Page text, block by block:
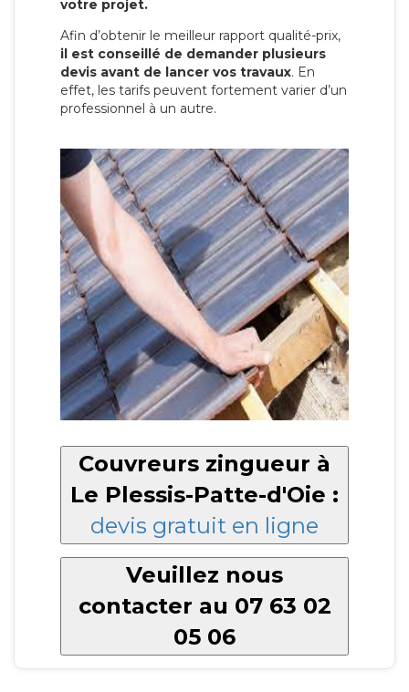
votre projet.
Afin d’obtenir le meilleur rapport qualité-prix,
il est conseillé de demander plusieurs
devis avant de lancer vos travaux. En
effet, les tarifs peuvent fortement varier d’un
professionnel à un autre.
Couvreurs zingueur à
Le Plessis-Patte-d'Oie :
devis gratuit en ligne
Veuillez nous
contacter au 07 63 02
05 06